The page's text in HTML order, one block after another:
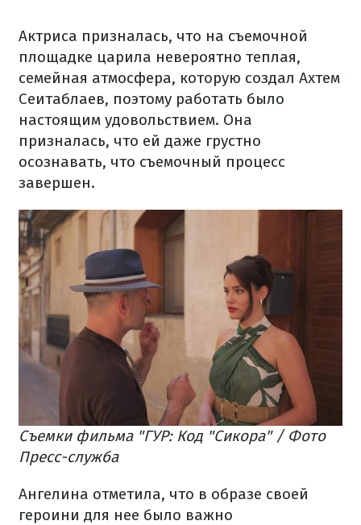
Актриса призналась, что на съемочной
площадке царила невероятно теплая,
семейная атмосфера, которую создал Ахтем
Сеитаблаев, поэтому работать было
настоящим удовольствием. Она
призналась, что ей даже грустно
осознавать, что съемочный процесс
завершен.
Съемки фильма "ГУР: Код "Сикора" / Фото
Пресс-служба
Ангелина отметила, что в образе своей
героини для нее было важно